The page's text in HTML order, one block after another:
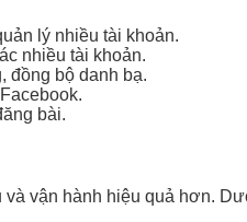
lý nhiều tài khoản.
nhiều tài khoản.
đồng bộ danh bạ.
bài.
vận hành hiệu quả hơn.